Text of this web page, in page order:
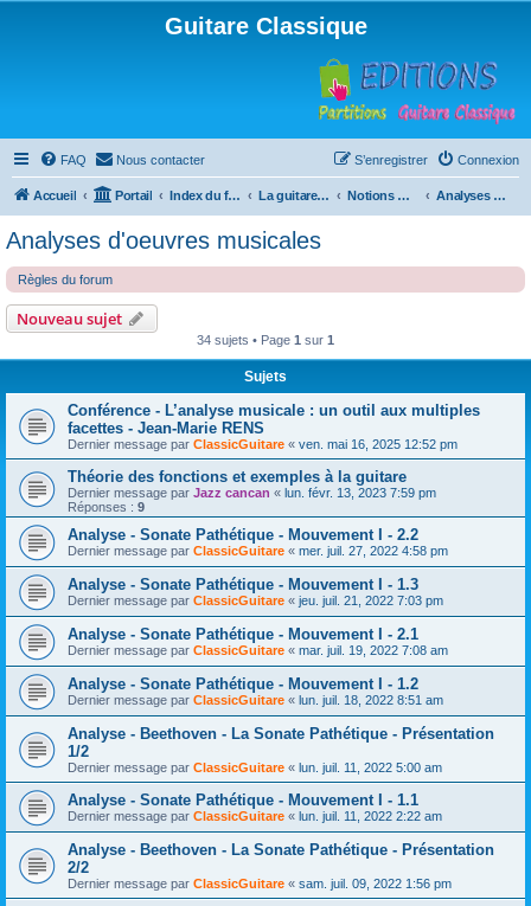
Guitare Classique
FAQ Nous contacter Connexion
S’enregistrer
Accueil Portail Index du forum La guitare : instrument, cours et théorie Notions musicales Analyses d'oeuvres musicales
Analyses d'oeuvres musicales
Règles du forum
Nouveau sujet
34 sujets • Page 1 sur 1
Sujets
Conférence - L’analyse musicale : un outil aux multiples
facettes - Jean-Marie RENS
Dernier message par ClassicGuitare « ven. mai 16, 2025 12:52 pm
Théorie des fonctions et exemples à la guitare
Dernier message par Jazz cancan « lun. févr. 13, 2023 7:59 pm
Réponses : 9
Analyse - Sonate Pathétique - Mouvement I - 2.2
Dernier message par ClassicGuitare « mer. juil. 27, 2022 4:58 pm
Analyse - Sonate Pathétique - Mouvement I - 1.3
Dernier message par ClassicGuitare « jeu. juil. 21, 2022 7:03 pm
Analyse - Sonate Pathétique - Mouvement I - 2.1
Dernier message par ClassicGuitare « mar. juil. 19, 2022 7:08 am
Analyse - Sonate Pathétique - Mouvement I - 1.2
Dernier message par ClassicGuitare « lun. juil. 18, 2022 8:51 am
Analyse - Beethoven - La Sonate Pathétique - Présentation
1/2
Dernier message par ClassicGuitare « lun. juil. 11, 2022 5:00 am
Analyse - Sonate Pathétique - Mouvement I - 1.1
Dernier message par ClassicGuitare « lun. juil. 11, 2022 2:22 am
Analyse - Beethoven - La Sonate Pathétique - Présentation
2/2
Dernier message par ClassicGuitare « sam. juil. 09, 2022 1:56 pm